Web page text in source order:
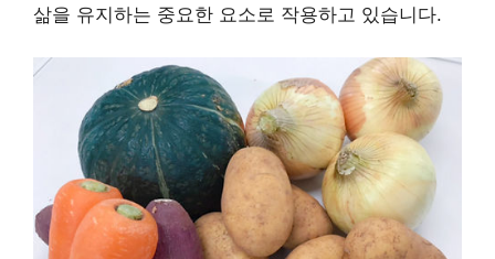
삶을 유지하는 중요한 요소로 작용하고 있습니다.